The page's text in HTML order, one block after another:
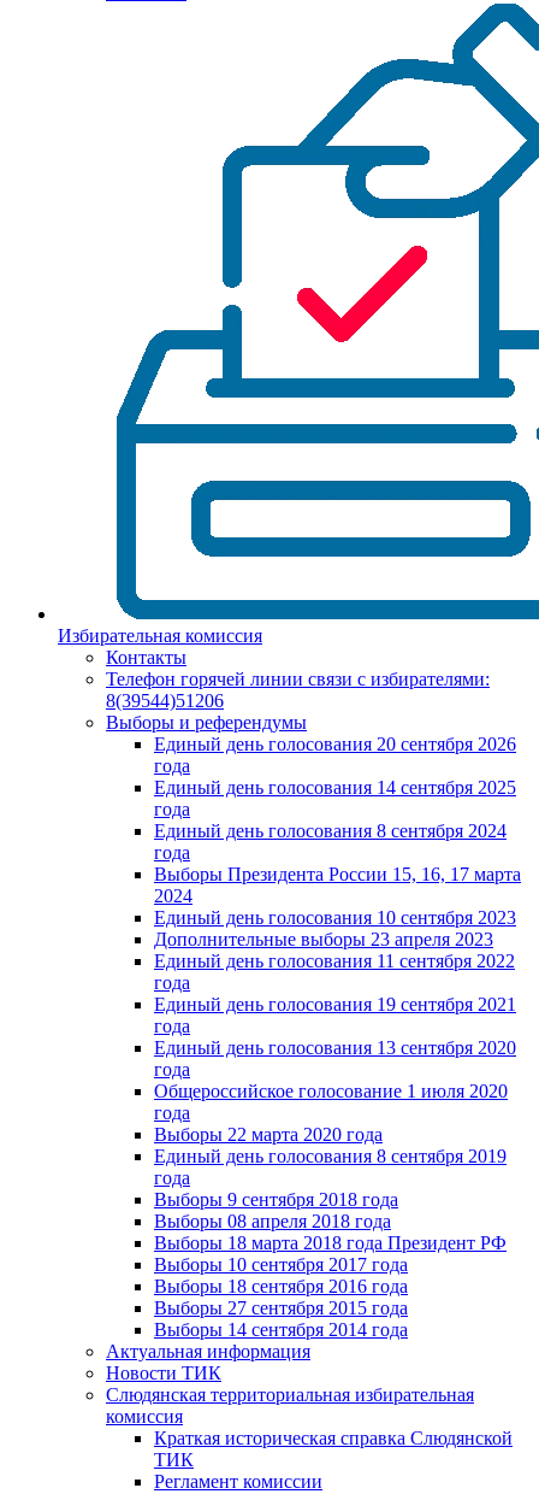
Избирательная комиссия
Контакты
Телефон горячей линии связи с избирателями:
8(39544)51206
Выборы и референдумы
Единый день голосования 20 сентября 2026
года
Единый день голосования 14 сентября 2025
года
Единый день голосования 8 сентября 2024
года
Выборы Президента России 15, 16, 17 марта
2024
Единый день голосования 10 сентября 2023
Дополнительные выборы 23 апреля 2023
Единый день голосования 11 сентября 2022
года
Единый день голосования 19 сентября 2021
года
Единый день голосования 13 сентября 2020
года
Общероссийское голосование 1 июля 2020
года
Выборы 22 марта 2020 года
Единый день голосования 8 сентября 2019
года
Выборы 9 сентября 2018 года
Выборы 08 апреля 2018 года
Выборы 18 марта 2018 года Президент РФ
Выборы 10 сентября 2017 года
Выборы 18 сентября 2016 года
Выборы 27 сентября 2015 года
Выборы 14 сентября 2014 года
Актуальная информация
Новости ТИК
Слюдянская территориальная избирательная
комиссия
Краткая историческая справка Слюдянской
ТИК
Регламент комиссии